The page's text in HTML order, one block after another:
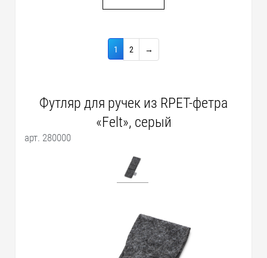
1 2 →
Футляр для ручек из RPET-фетра
«Felt», серый
арт. 280000